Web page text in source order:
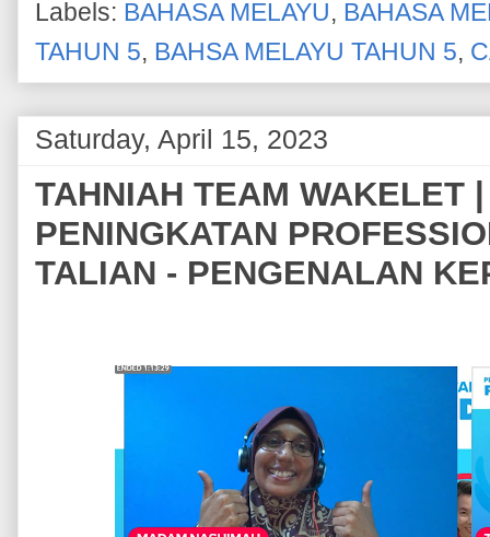
Labels: BAHASA MELAYU, BAHASA
TAHUN 5, BAHSA MELAYU TAHUN 5,
Saturday, April 15, 2023
TAHNIAH TEAM WAKELET
PENINGKATAN
TALIAN - PENGENALAN